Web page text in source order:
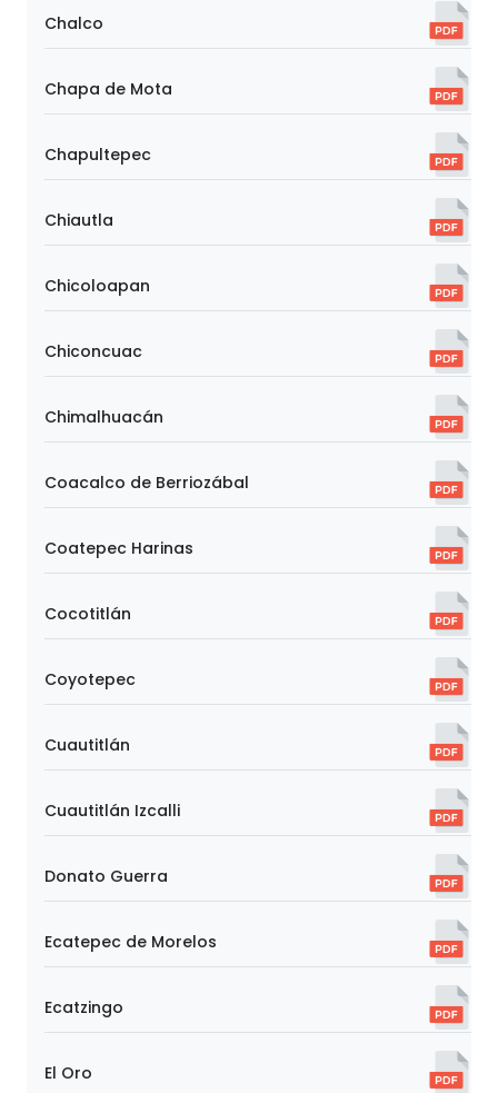
Chalco
Chapa de Mota
Chapultepec
Chiautla
Chicoloapan
Chiconcuac
Chimalhuacán
Coacalco de Berriozábal
Coatepec Harinas
Cocotitlán
Coyotepec
Cuautitlán
Cuautitlán Izcalli
Donato Guerra
Ecatepec de Morelos
Ecatzingo
El Oro